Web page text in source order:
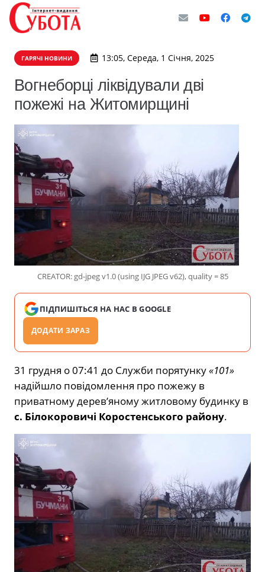
ГАРЯЧІ НОВИНИ 13:05, Середа, 1 Січня, 2025
Вогнеборці ліквідували дві
пожежі на Житомирщині
CREATOR: gd-jpeg v1.0 (using IJG JPEG v62), quality = 85
ПІДПИШІТЬСЯ НА НАС В GOOGLE
ДОДАТИ ЗАРАЗ
31 грудня о 07:41 до Служби порятунку«101»
надійшло повідомлення про пожежу в
приватному дерев’яному житловому будинку в
с. Білокоровичі Коростенського району.